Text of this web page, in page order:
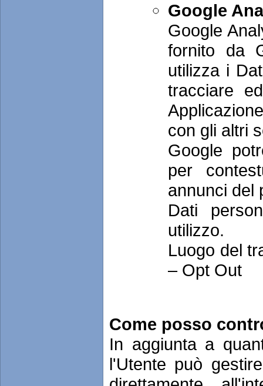
Google
Google
fornito da
utilizza i
tracciare
con gli altri
Google
per
annunci del
Dati
utilizzo.
Luogo del
– Opt Out
Come posso
In aggiunta a
l'Utente può